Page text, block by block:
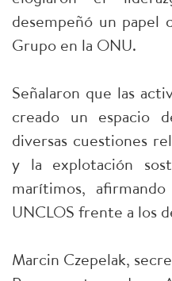
desempeñó un papel
Grupo en la ONU.
Señalaron que las
creado un espacio
diversas cuestiones
y la explotación
marítimos,
UNCLOS frente a los
Marcin Czepelak,